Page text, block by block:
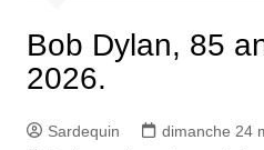
Bob Dylan, 85
2026.
Sardequin dimanche 24